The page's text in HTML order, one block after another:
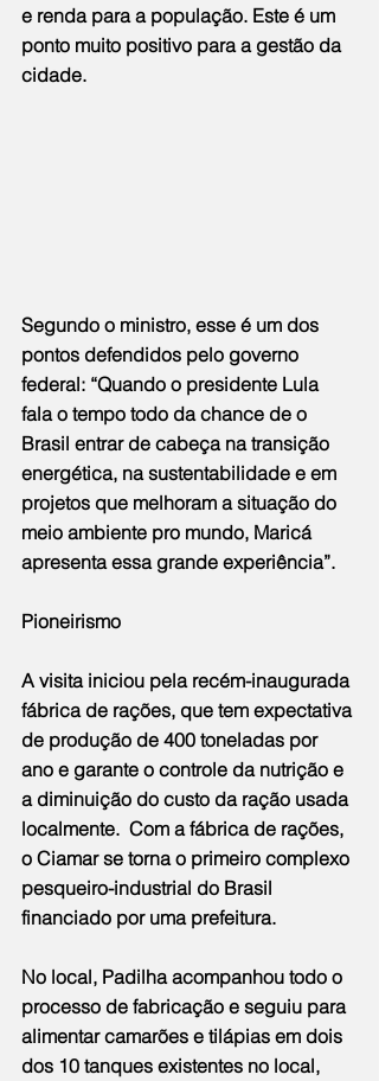
e renda para a população. Este é um
ponto muito positivo para a gestão da
cidade.
Segundo o ministro, esse é um dos
pontos defendidos pelo governo
federal: “Quando o presidente Lula
fala o tempo todo da chance de o
Brasil entrar de cabeça na transição
energética, na sustentabilidade e em
projetos que melhoram a situação do
meio ambiente pro mundo, Maricá
apresenta essa grande experiência”.
Pioneirismo
A visita iniciou pela recém-inaugurada
fábrica de rações, que tem expectativa
de produção de 400 toneladas por
ano e garante o controle da nutrição e
a diminuição do custo da ração usada
localmente.  Com a fábrica de rações,
o Ciamar se torna o primeiro complexo
pesqueiro-industrial do Brasil
financiado por uma prefeitura.
No local, Padilha acompanhou todo o
processo de fabricação e seguiu para
alimentar camarões e tilápias em dois
dos 10 tanques existentes no local,